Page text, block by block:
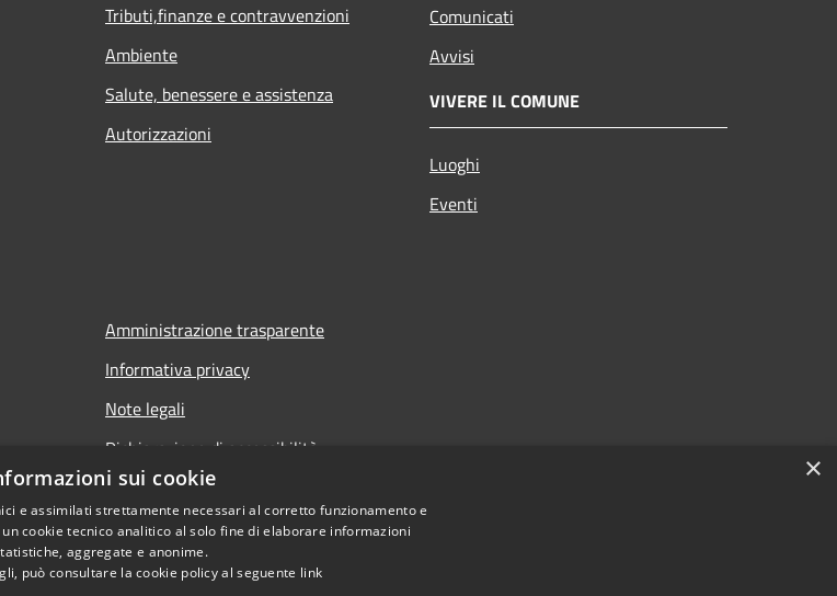
Tributi,finanze e contravvenzioni
Ambiente
Salute, benessere e assistenza
Autorizzazioni
Comunicati
Avvisi
VIVERE IL COMUNE
Luoghi
Eventi
Amministrazione trasparente
Informativa privacy
Note legali
Dichiarazione di accessibilità
×
sui cookie
e assimilati strettamente necessari al corretto funzionamento e
cookie tecnico analitico al solo fine di elaborare informazioni
aggregate e anonime.
può consultare la cookie policy al seguente link